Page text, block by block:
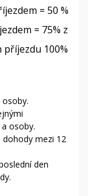
= 50 %
= 75% z
100%
osoby.
dohody mezi 12
den